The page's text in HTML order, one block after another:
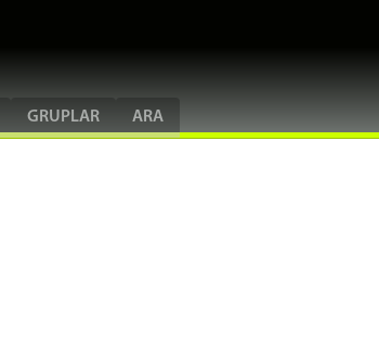
GRUPLAR ARA